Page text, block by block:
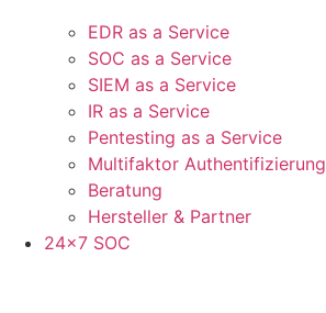
EDR as a Service
SOC as a Service
SIEM as a Service
IR as a Service
Pentesting as a Service
Multifaktor Authentifizierung
Beratung
Hersteller & Partner
24×7 SOC